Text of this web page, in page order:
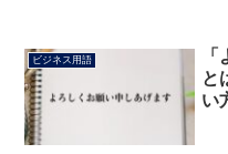
ビジネス用語
と
い